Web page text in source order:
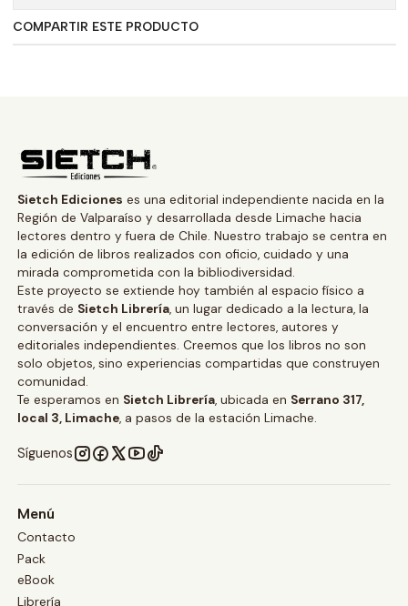
COMPARTIR ESTE PRODUCTO
Sietch Ediciones es una editorial independiente nacida en la
Región de Valparaíso y desarrollada desde Limache hacia
lectores dentro y fuera de Chile. Nuestro trabajo se centra en
la edición de libros realizados con oficio, cuidado y una
mirada comprometida con la bibliodiversidad.
Este proyecto se extiende hoy también al espacio físico a
través de Sietch Librería, un lugar dedicado a la lectura, la
conversación y el encuentro entre lectores, autores y
editoriales independientes. Creemos que los libros no son
solo objetos, sino experiencias compartidas que construyen
comunidad.
Te esperamos en Sietch Librería, ubicada en Serrano 317,
local 3, Limache, a pasos de la estación Limache.
Síguenos
Menú
Contacto
Pack
eBook
Librería